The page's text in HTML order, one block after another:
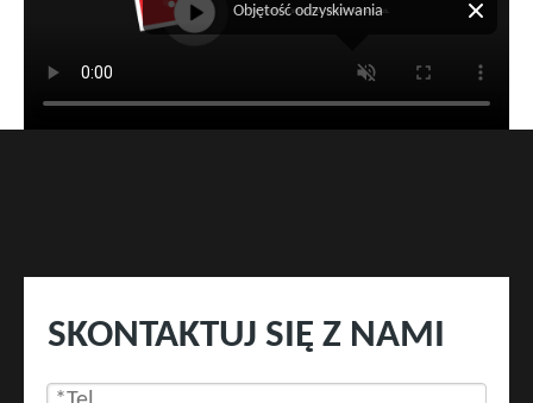
Objętość odzyskiwania
SKONTAKTUJ SIĘ Z NAMI